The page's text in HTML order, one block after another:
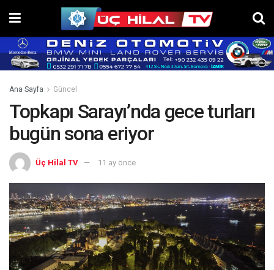
Ana Sayfa Güncel
Topkapı Sarayı’nda gece turları
bugün sona eriyor
Üç Hilal TV 11 ay önce